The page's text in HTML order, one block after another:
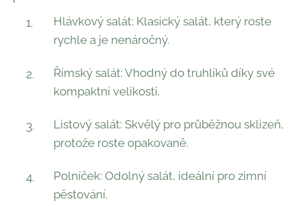
Hlávkový salát: Klasický salát, který roste
rychle a je nenáročný.
Římský salát: Vhodný do truhlíků díky své
kompaktní velikosti.
Listový salát: Skvělý pro průběžnou sklizeň,
protože roste opakovaně.
Polníček: Odolný salát, ideální pro zimní
pěstování.